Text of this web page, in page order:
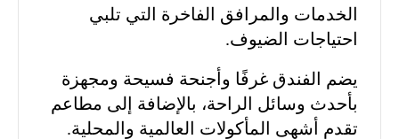
الخدمات والمرافق الفاخرة التي تلبي
احتياجات الضيوف.
يضم الفندق غرفًا وأجنحة فسيحة ومجهزة
بأحدث وسائل الراحة، بالإضافة إلى مطاعم
تقدم أشهى المأكولات العالمية والمحلية.